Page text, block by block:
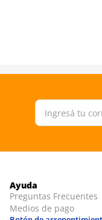
Ayuda
Preguntas Frecuentes
Medios de pago